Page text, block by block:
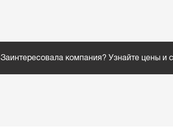
Заинтересовала компания? Узнайте цены и